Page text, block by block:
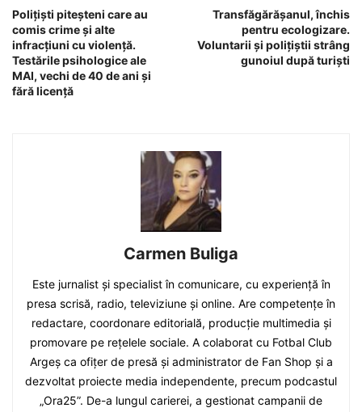
Polițiști piteșteni care au
comis crime și alte
infracțiuni cu violență.
Testările psihologice ale
MAI, vechi de 40 de ani și
fără licență
Transfăgărășanul, închis
pentru ecologizare.
Voluntarii și polițiștii strâng
gunoiul după turiști
Carmen Buliga
Este jurnalist și specialist în comunicare, cu experiență în
presa scrisă, radio, televiziune și online. Are competențe în
redactare, coordonare editorială, producție multimedia și
promovare pe rețelele sociale. A colaborat cu Fotbal Club
Argeș ca ofițer de presă și administrator de Fan Shop și a
dezvoltat proiecte media independente, precum podcastul
„Ora25”. De-a lungul carierei, a gestionat campanii de